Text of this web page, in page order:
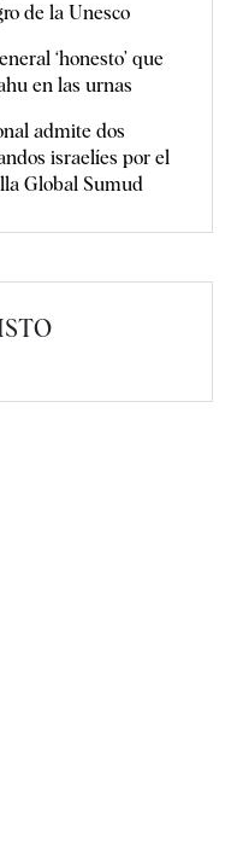
de la Unesco
‘honesto’ que
en las urnas
admite dos
israelíes por el
Global Sumud